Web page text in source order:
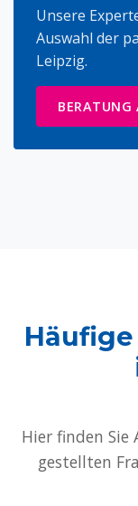
Unsere
Auswahl der
Leipzig.
BERATUNG
Hier finden
gestellten